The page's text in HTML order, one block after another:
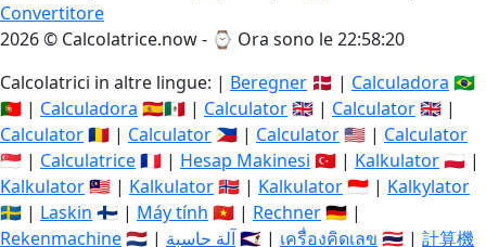
Convertitore
2026 © Calcolatrice.now - ⌚ Ora sono le 22:58:21
Calcolatrici in altre lingue: | Beregner 🇩🇰 | Calculadora 🇧🇷
🇵🇹 | Calculadora 🇪🇸🇲🇽 | Calculator🇬🇧 | Calculator🇬🇧 |
Calculator🇷🇴 | Calculator 🇵🇭 | Calculator🇺🇸 | Calculator
🇸🇬 | Calculatrice🇫🇷 | Hesap Makinesi 🇹🇷 | Kalkulator🇵🇱 |
Kalkulator🇲🇾 | Kalkulator🇳🇴 | Kalkulator🇮🇩 | Kalkylator
🇸🇪 | Laskin 🇫🇮 | Máy tính 🇻🇳 | Rechner🇩🇪 |
Rekenmachine🇳🇱 | آلة حاسبة🇸🇦 | เครื่องคิดเลข 🇹🇭 | 計算機